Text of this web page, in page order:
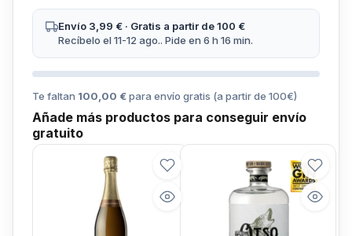
Envío 3,99 € · Gratis a partir de 100 €
Recíbelo el 11-12 ago.. Pide en 6 h 16 min.
Te faltan 100,00 €para envío gratis (a partir de 100€)
Añade más productos para conseguir envío
gratuito